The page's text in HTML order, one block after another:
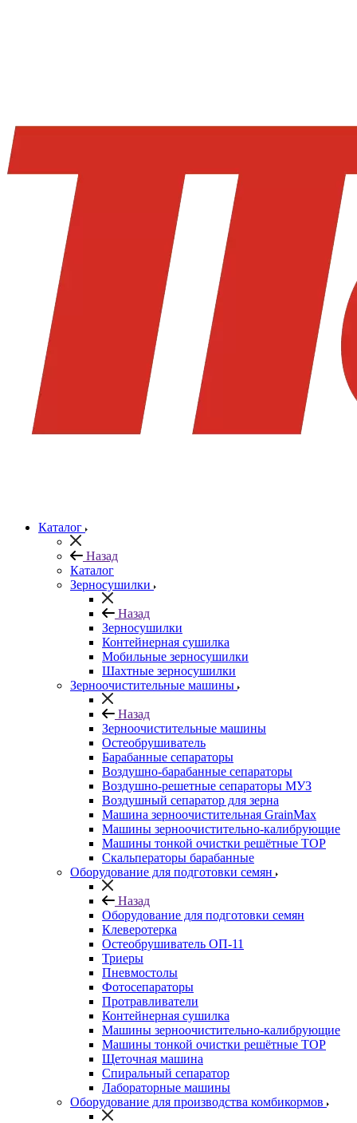
Каталог
Назад
Каталог
Зерносушилки
Назад
Зерносушилки
Контейнерная сушилка
Мобильные зерносушилки
Шахтные зерносушилки
Зерноочистительные машины
Назад
Зерноочистительные машины
Остеобрушиватель
Барабанные сепараторы
Воздушно-барабанные сепараторы
Воздушно-решетные сепараторы МУЗ
Воздушный сепаратор для зерна
Машина зерноочистительная GrainMax
Машины зерноочистительно-калибрующие
Машины тонкой очистки решётные ТОР
Скальператоры барабанные
Оборудование для подготовки семян
Назад
Оборудование для подготовки семян
Клеверотерка
Остеобрушиватель ОП-11
Триеры
Пневмостолы
Фотосепараторы
Протравливатели
Контейнерная сушилка
Машины зерноочистительно-калибрующие
Машины тонкой очистки решётные ТОР
Щеточная машина
Спиральный сепаратор
Лабораторные машины
Оборудование для производства комбикормов